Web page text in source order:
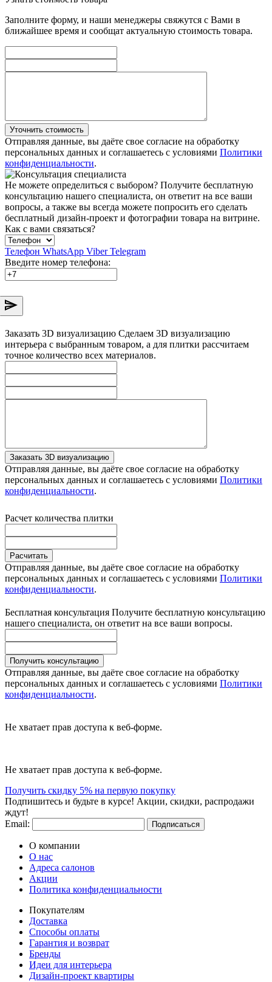
Заполните форму, и наши менеджеры свяжутся с Вами в
ближайшее время и сообщат актуальную стоимость товара.
Уточнить стоимость
Отправляя данные, вы даёте свое согласие на обработку
персональных данных и соглашаетесь с условиями Политики
конфиденциальности.
Не можете определиться с выбором? Получите бесплатную
консультацию нашего специалиста, он ответит на все ваши
вопросы, а также вы всегда можете попросить его сделать
бесплатный дизайн-проект и фотографии товара на витрине.
Как с вами связаться?
Телефон WhatsApp ViberTelegram
Введите номер телефона:
Заказать 3D визуализацию Сделаем 3D визуализацию
интерьера с выбранным товаром, а для плитки рассчитаем
точное количество всех материалов.
Заказать 3D визуализацию
Отправляя данные, вы даёте свое согласие на обработку
персональных данных и соглашаетесь с условиями Политики
конфиденциальности.
Расчет количества плитки
Расчитать
Отправляя данные, вы даёте свое согласие на обработку
персональных данных и соглашаетесь с условиями Политики
конфиденциальности.
Бесплатная консультация Получите бесплатную консультацию
нашего специалиста, он ответит на все ваши вопросы.
Получить консультацию
Отправляя данные, вы даёте свое согласие на обработку
персональных данных и соглашаетесь с условиями Политики
конфиденциальности.
Не хватает прав доступа к веб-форме.
Не хватает прав доступа к веб-форме.
Получить скидку 5% на первую покупку
Подпишитесь и будьте в курсе! Акции, скидки, распродажи
ждут!
Email:
Подписаться
О компании
О нас
Адреса салонов
Акции
Политика конфиденциальности
Покупателям
Доставка
Способы оплаты
Гарантия и возврат
Бренды
Идеи для интерьера
Дизайн-проект квартиры